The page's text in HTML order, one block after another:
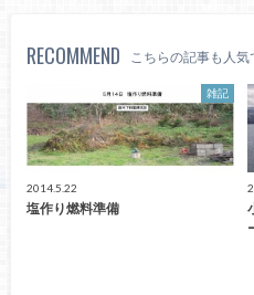
RECOMMEND こちらの記事も人気
雑記
2014.5.22
塩作り燃料準備